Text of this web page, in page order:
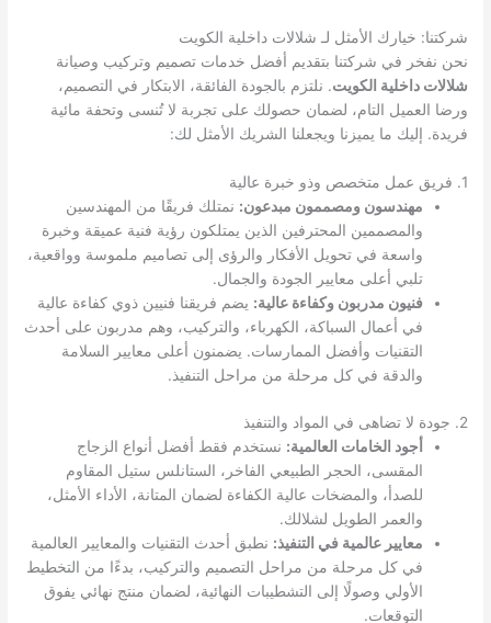
شركتنا: خيارك الأمثل لـ شلالات داخلية الكويت
نحن نفخر في شركتنا بتقديم أفضل خدمات تصميم وتركيب وصيانة
شلالات داخلية الكويت. نلتزم بالجودة الفائقة، الابتكار في التصميم،
ورضا العميل التام، لضمان حصولك على تجربة لا تُنسى وتحفة مائية
فريدة. إليك ما يميزنا ويجعلنا الشريك الأمثل لك:
1. فريق عمل متخصص وذو خبرة عالية
مهندسون ومصممون مبدعون: نمتلك فريقًا من المهندسين
والمصممين المحترفين الذين يمتلكون رؤية فنية عميقة وخبرة
واسعة في تحويل الأفكار والرؤى إلى تصاميم ملموسة وواقعية،
تلبي أعلى معايير الجودة والجمال.
فنيون مدربون وكفاءة عالية: يضم فريقنا فنيين ذوي كفاءة عالية
في أعمال السباكة، الكهرباء، والتركيب، وهم مدربون على أحدث
التقنيات وأفضل الممارسات. يضمنون أعلى معايير السلامة
والدقة في كل مرحلة من مراحل التنفيذ.
2. جودة لا تضاهى في المواد والتنفيذ
أجود الخامات العالمية: نستخدم فقط أفضل أنواع الزجاج
المقسى، الحجر الطبيعي الفاخر، الستانلس ستيل المقاوم
للصدأ، والمضخات عالية الكفاءة لضمان المتانة، الأداء الأمثل،
والعمر الطويل لشلالك.
معايير عالمية في التنفيذ: نطبق أحدث التقنيات والمعايير العالمية
في كل مرحلة من مراحل التصميم والتركيب، بدءًا من التخطيط
الأولي وصولًا إلى التشطيبات النهائية، لضمان منتج نهائي يفوق
التوقعات.